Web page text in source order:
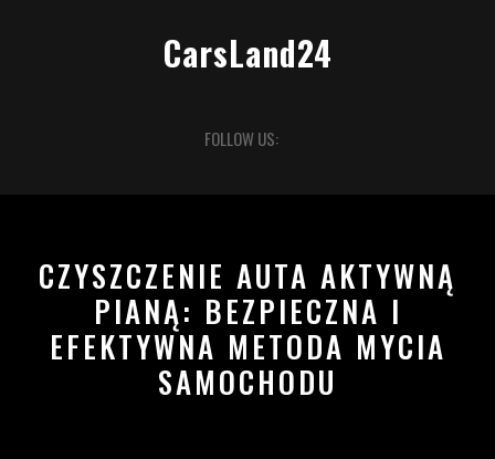
CarsLand24
FOLLOW US:
CZYSZCZENIE AUTA AKTYWNĄ
PIANĄ: BEZPIECZNA I
EFEKTYWNA METODA MYCIA
SAMOCHODU